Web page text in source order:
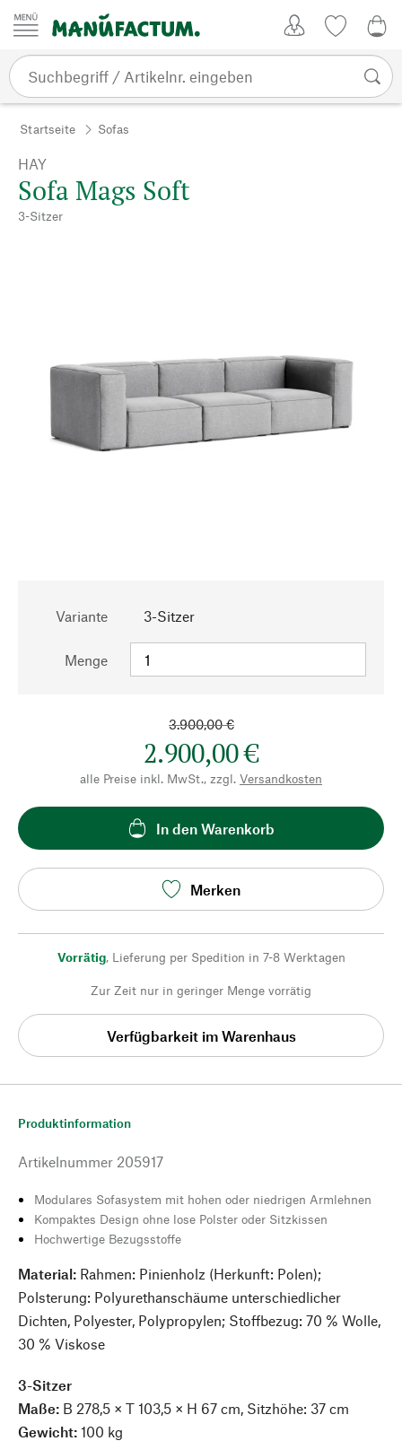
Zum Inhalt springen
Startseite Sofas
HAY
Sofa Mags Soft
3-Sitzer
Variante 3-Sitzer
Menge
3.900,00 €
2.900,00 €
alle Preise inkl. MwSt., zzgl. Versandkosten
In den Warenkorb
Merken
Vorrätig, Lieferung per Spedition in 7-8 Werktagen
Zur Zeit nur in geringer Menge vorrätig
Verfügbarkeit im Warenhaus
Produktinformation
Artikelnummer 205917
Modulares Sofasystem mit hohen oder niedrigen Armlehnen
Kompaktes Design ohne lose Polster oder Sitzkissen
Hochwertige Bezugsstoffe
Material: Rahmen: Pinienholz (Herkunft: Polen);
Polsterung: Polyurethanschäume unterschiedlicher
Dichten, Polyester, Polypropylen; Stoffbezug: 70 % Wolle,
30 % Viskose
3-Sitzer
Maße: B 278,5 × T 103,5 × H 67 cm, Sitzhöhe: 37 cm
Gewicht: 100 kg